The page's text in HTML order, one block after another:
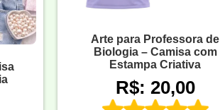
Arte para Professora de
Biologia – Camisa com
Estampa Criativa
R$: 20,00